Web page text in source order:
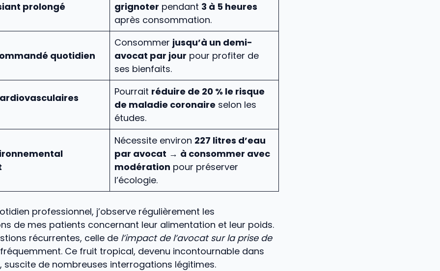
prolongé
grignoter pendant 3 à 5 heures
après consommation.
quotidien
Consommer jusqu’à un demi-
avocat par jour pour profiter de
ses bienfaits.
Pourrait réduire de 20 % le risque
de maladie coronaire selon les
études.
Nécessite environ 227 litres d’eau
par avocat → à consommer avec
modération pour préserver
l’écologie.
professionnel, j’observe régulièrement les
de mes patients concernant leur alimentation et leur poids.
récurrentes, celle de l’impact de l’avocat sur la prise de
Ce fruit tropical, devenu incontournable dans
suscite de nombreuses interrogations légitimes.